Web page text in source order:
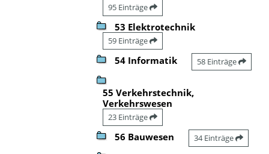
95 Einträge
53 Elektrotechnik
59 Einträge
54 Informatik 58 Einträge
55 Verkehrstechnik,
Verkehrswesen
23 Einträge
56 Bauwesen 34 Einträge